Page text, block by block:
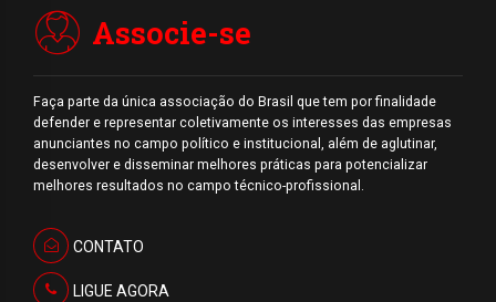
Associe-se
Faça parte da única associação do Brasil que tem por finalidade
defender e representar coletivamente os interesses das empresas
anunciantes no campo político e institucional, além de aglutinar,
desenvolver e disseminar melhores práticas para potencializar
melhores resultados no campo técnico-profissional.
CONTATO
LIGUE AGORA